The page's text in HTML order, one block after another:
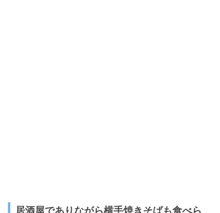
居酒屋でありながら横手焼きそばも食べら